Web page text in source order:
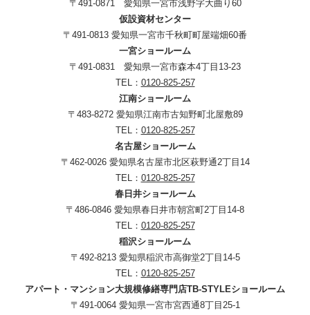
〒491-0871 愛知県一宮市浅野字大曲り60
仮設資材センター
〒491-0813 愛知県一宮市千秋町町屋端畑60番
一宮ショールーム
〒491-0831 愛知県一宮市森本4丁目13-23
TEL： 0120-825-257
江南ショールーム
〒483-8272 愛知県江南市古知野町北屋敷89
TEL： 0120-825-257
名古屋ショールーム
〒462-0026 愛知県名古屋市北区萩野通2丁目14
TEL： 0120-825-257
春日井ショールーム
〒486-0846 愛知県春日井市朝宮町2丁目14-8
TEL： 0120-825-257
稲沢ショールーム
〒492-8213 愛知県稲沢市高御堂2丁目14-5
TEL： 0120-825-257
アパート・マンション大規模修繕専門店TB-STYLEショールーム
〒491-0064 愛知県一宮市宮西通8丁目25-1